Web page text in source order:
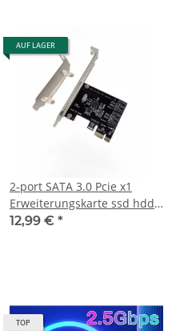
AUF LAGER
2-port SATA 3.0 Pcie x1
Erweiterungskarte ssd hdd
6Gbps PCI-Express
12,99 € *
TOP